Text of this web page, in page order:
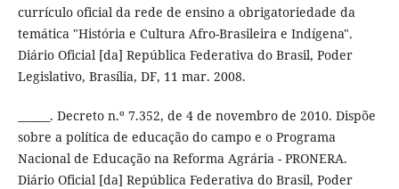
currículo oficial da rede de ensino a obrigatoriedade da
temática "História e Cultura Afro-Brasileira e Indígena".
Diário Oficial [da] República Federativa do Brasil, Poder
Legislativo, Brasília, DF, 11 mar. 2008.
______. Decreto n.º 7.352, de 4 de novembro de 2010. Dispõe
sobre a política de educação do campo e o Programa
Nacional de Educação na Reforma Agrária - PRONERA.
Diário Oficial [da] República Federativa do Brasil, Poder